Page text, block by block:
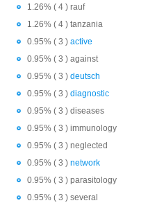
1.26% ( 4 ) rauf
1.26% ( 4 ) tanzania
0.95% ( 3 ) active
0.95% ( 3 ) against
0.95% ( 3 ) deutsch
0.95% ( 3 ) diagnostic
0.95% ( 3 ) diseases
0.95% ( 3 ) immunology
0.95% ( 3 ) neglected
0.95% ( 3 ) network
0.95% ( 3 ) parasitology
0.95% ( 3 ) several